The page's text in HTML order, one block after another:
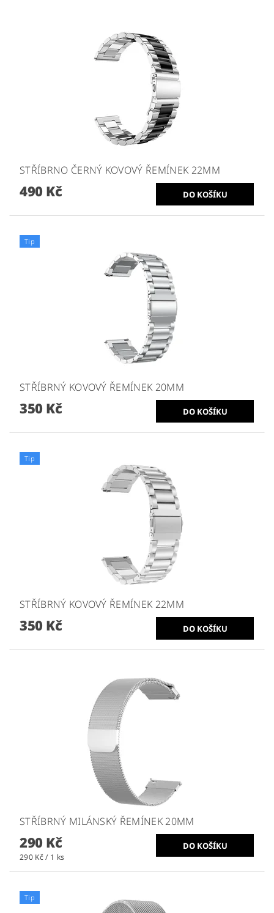
STŘÍBRNO ČERNÝ KOVOVÝ ŘEMÍNEK 22MM
490 Kč
Tip
STŘÍBRNÝ KOVOVÝ ŘEMÍNEK 20MM
350 Kč
Tip
STŘÍBRNÝ KOVOVÝ ŘEMÍNEK 22MM
350 Kč
STŘÍBRNÝ MILÁNSKÝ ŘEMÍNEK 20MM
290 Kč
290 Kč / 1 ks
Tip